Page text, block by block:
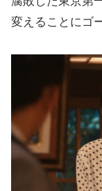
変えることにゴ